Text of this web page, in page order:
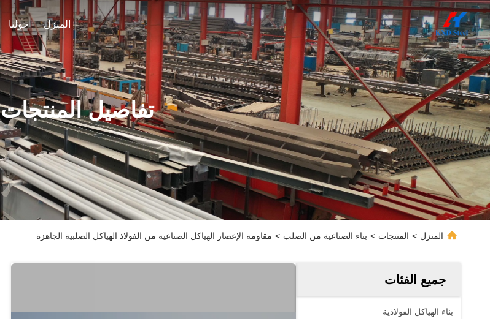
المنزل حولنا
تفاصيل المنتجات
المنزل > المنتجات > بناء الصناعية من الصلب > مقاومة الإعصار الهياكل الصناعية من الفولاذ الهياكل الصلبية الجاهزة
جميع الفئات
بناء الهياكل الفولاذية